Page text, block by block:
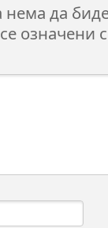
да
означени